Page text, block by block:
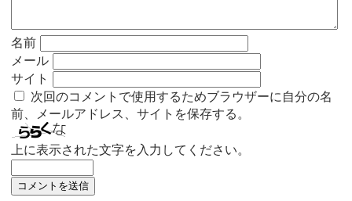
名前
メール
サイト
次回のコメントで使用するためブラウザーに自分の名
前、メールアドレス、サイトを保存する。
上に表示された文字を入力してください。